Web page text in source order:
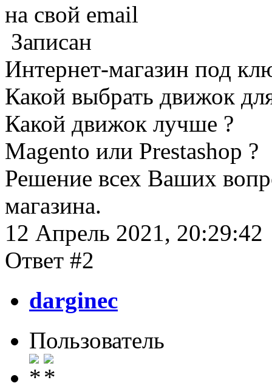
на свой email
Записан
Интернет-магазин под
Какой выбрать движок
Какой движок лучше ?
Magento или Prestashop ?
Решение всех Ваших
магазина.
12 Апрель 2021, 20:29:42
Ответ #2
darginec
Пользователь